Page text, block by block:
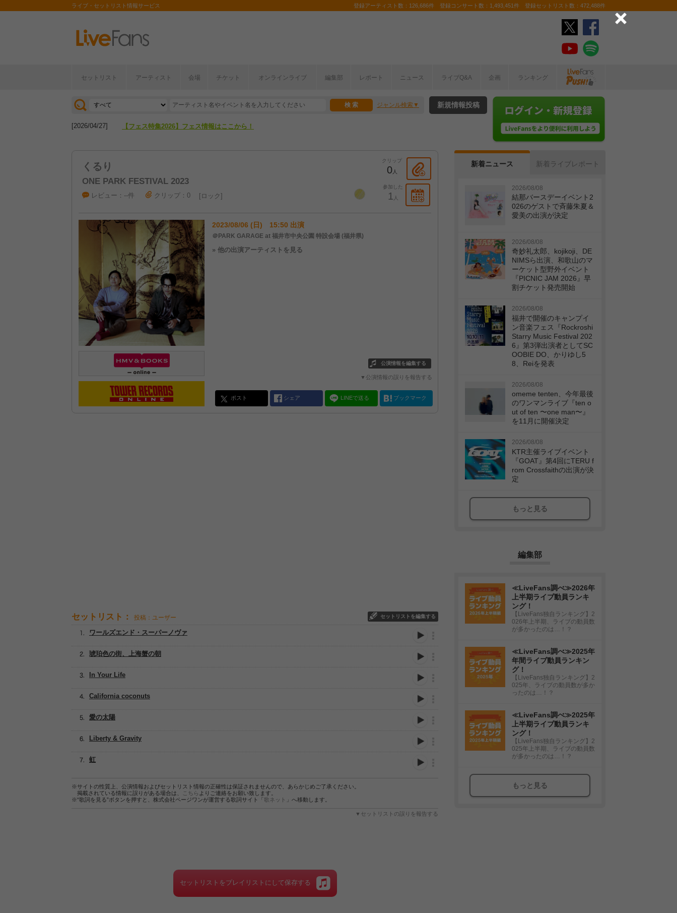
ライブ・セットリスト情報サービス 登録アーティスト数：126,686件 登録コンサート数：1,493,451件 登録セットリスト数：472,488件
セットリスト アーティスト 会場 チケット オンラインライブ 編集部 レポート ニュース ライブQ&A 企画 ランキング
ジャンル検索
[2026/07/28] 【ライブ動員ランキング】2026年上半期編発表！
[2026/04/27] 【フェス特集2026】フェス情報はここから！
新規情報投稿
くるり
ONE PARK FESTIVAL 2023
クリップ
0人
参加した
1 人
レビュー：--件 クリップ：0 ロック
2023/08/06 (日) 15:50 出演
＠PARK GARAGE at 福井市中央公園 特設会場 (福井県)
» 他の出演アーティストを見る
公演情報を編集する
▼公演情報の誤りを報告する
ポスト シェア LINEで送る ブックマーク
セットリスト： 投稿：ユーザー セットリストを編集する
Liberty & Gravity
California coconuts
愛の太陽
琥珀色の街、上海蟹の朝
In Your Life
ワールズエンド・スーパーノヴァ
虹
※サイトの性質上、公演情報およびセットリスト情報の正確性は保証されませんので、あらかじめご了承ください。
掲載されている情報に誤りがある場合は、
こちら よりご連絡をお願い致します。
※“歌詞を見る”ボタンを押すと、株式会社ページワンが運営する歌詞サイト「歌ネット 」へ移動します。
▼セットリストの誤りを報告する
セットリストをプレイリストにして保存する
新着ニュース 新着ライブレポート
2026/08/08
結那バースデーイベント2
026のゲストで斉藤朱夏＆
愛美の出演が決定
2026/08/08
奇妙礼太郎、kojikoji、DE
NIMSら出演、和歌山のマ
ーケット型野外イベント
『PICNIC JAM 2026』早
割チケット発売開始
2026/08/08
福井で開催のキャンプイ
ン音楽フェス『Rockroshi
Starry Music Festival 202
6』第3弾出演者としてSC
OOBIE DO、かりゆし5
8、Reiを発表
2026/08/08
omeme tenten、今年最後
のワンマンライブ『ten o
ut of ten 〜one man〜』
を11月に開催決定
2026/08/08
KTR主催ライブイベント
『GOAT』第4回にTERU f
rom Crossfaithの出演が決
定
もっと見る
編集部
≪LiveFans調べ≫2026年
上半期ライブ動員ランキ
ング！
【LiveFans独自ランキング】2
026年上半期、ライブの動員数
が多かったのは…！？
≪LiveFans調べ≫2025年
年間ライブ動員ランキン
グ！
【LiveFans独自ランキング】2
025年、ライブの動員数が多か
ったのは…！？
≪LiveFans調べ≫2025年
上半期ライブ動員ランキ
ング！
【LiveFans独自ランキング】2
025年上半期、ライブの動員数
が多かったのは…！？
もっと見る